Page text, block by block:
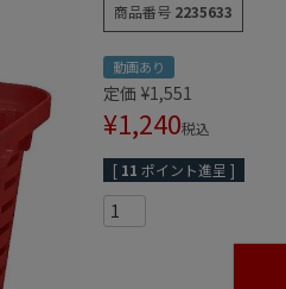
商品番号 2235633
動画あり
定価 ¥1,551
¥1,240税込
[ 11 ポイント進呈 ]